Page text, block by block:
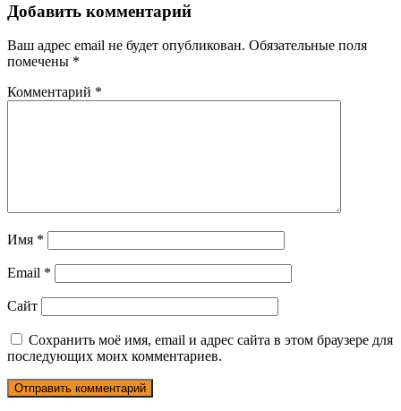
Добавить комментарий
Ваш адрес email не будет опубликован. Обязательные поля
помечены *
Комментарий *
Имя *
Email *
Сайт
Сохранить моё имя, email и адрес сайта в этом браузере для
последующих моих комментариев.